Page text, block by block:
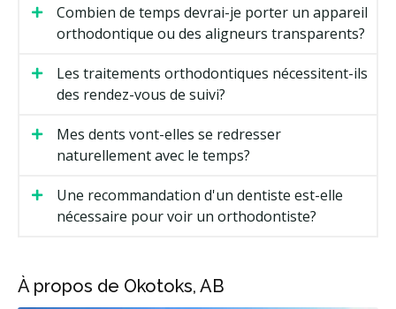
Combien de temps devrai-je porter un appareil
orthodontique ou des aligneurs transparents?
Les traitements orthodontiques nécessitent-ils
des rendez-vous de suivi?
Mes dents vont-elles se redresser
naturellement avec le temps?
Une recommandation d'un dentiste est-elle
nécessaire pour voir un orthodontiste?
À propos de Okotoks, AB